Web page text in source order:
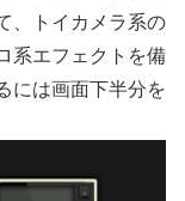
、トイカメラ系の
系エフェクトを備
には画面下半分を